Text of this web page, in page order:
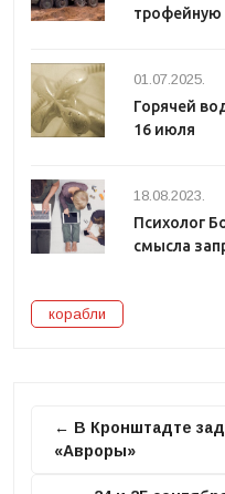
трофейную
01.07.2025.
Горячей
16 июля
18.08.2023.
Психолог
смысла
корабли
← В Кронштадте
«Авроры»